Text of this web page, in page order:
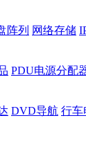
阵列 网络存储
PDU电源分配
DVD导航 行车